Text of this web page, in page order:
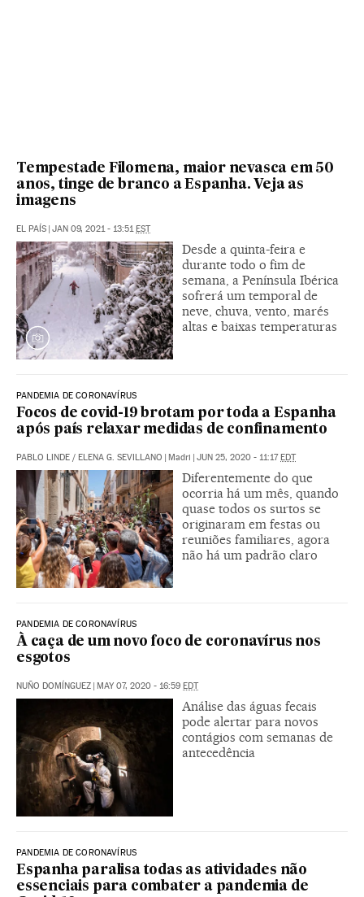
Tempestade Filomena, maior nevasca em 50
anos, tinge de branco a Espanha. Veja as
imagens
EL PAÍS JAN 09, 2021 - 13:51 EST
Desde a quinta-feira e
durante todo o fim de
semana, a Península Ibérica
sofrerá um temporal de
neve, chuva, vento, marés
altas e baixas temperaturas
PANDEMIA DE CORONAVÍRUS
Focos de covid-19 brotam por toda a Espanha
após país relaxar medidas de confinamento
PABLO LINDE / ELENA G. SEVILLANO Madri JUN 25, 2020 - 11:17 EDT
Diferentemente do que
ocorria há um mês, quando
quase todos os surtos se
originaram em festas ou
reuniões familiares, agora
não há um padrão claro
PANDEMIA DE CORONAVÍRUS
À caça de um novo foco de coronavírus nos
esgotos
NUÑO DOMÍNGUEZ | MAY 07, 2020 - 16:59 EDT
Análise das águas fecais
pode alertar para novos
contágios com semanas de
antecedência
PANDEMIA DE CORONAVÍRUS
Espanha paralisa todas as atividades não
essenciais para combater a pandemia de